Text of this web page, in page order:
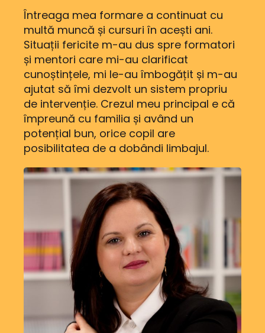
Întreaga mea formare a continuat cu
multă muncă și cursuri în acești ani.
Situații fericite m-au dus spre formatori
și mentori care mi-au clarificat
cunoștințele, mi le-au îmbogățit și m-au
ajutat să îmi dezvolt un sistem propriu
de intervenție. Crezul meu principal e că
împreună cu familia și având un
potențial bun, orice copil are
posibilitatea de a dobândi limbajul.